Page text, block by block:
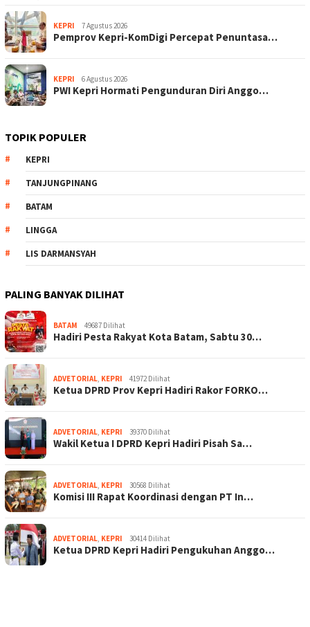
KEPRI 7 Agustus 2026
Pemprov Kepri-KomDigi Percepat Penuntasa…
KEPRI 6 Agustus 2026
PWI Kepri Hormati Pengunduran Diri Anggo…
TOPIK POPULER
KEPRI
TANJUNGPINANG
BATAM
LINGGA
LIS DARMANSYAH
PALING BANYAK DILIHAT
BATAM 49687 Dilihat
Hadiri Pesta Rakyat Kota Batam, Sabtu 30…
ADVETORIAL KEPRI 41972 Dilihat
Ketua DPRD Prov Kepri Hadiri Rakor FORKO…
ADVETORIAL KEPRI 39370 Dilihat
Wakil Ketua I DPRD Kepri Hadiri Pisah Sa…
ADVETORIAL KEPRI 30568 Dilihat
Komisi III Rapat Koordinasi dengan PT In…
ADVETORIAL KEPRI 30414 Dilihat
Ketua DPRD Kepri Hadiri Pengukuhan Anggo…